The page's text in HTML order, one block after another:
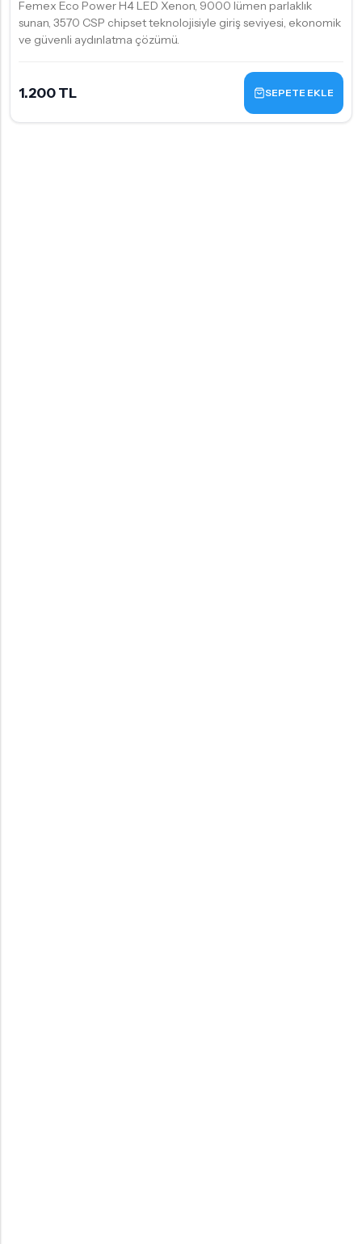
Femex Eco Power H4 LED Xenon, 9000 lümen parlaklık
sunan, 3570 CSP chipset teknolojisiyle giriş seviyesi, ekonomik
ve güvenli aydınlatma çözümü.
1.200 TL SEPETE EKLE